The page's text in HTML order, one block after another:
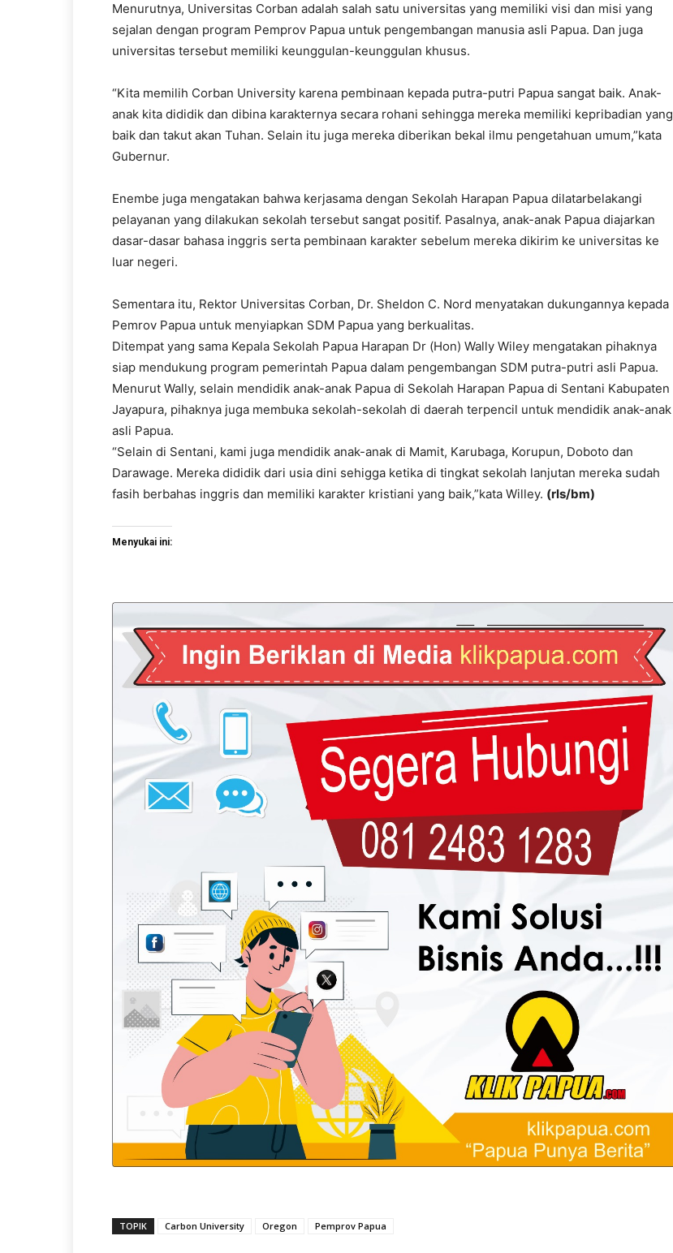
Menurutnya, Universitas Corban adalah salah satu universitas yang memiliki visi dan misi yang
sejalan dengan program Pemprov Papua untuk pengembangan manusia asli Papua. Dan juga
universitas tersebut memiliki keunggulan-keunggulan khusus.
“Kita memilih Corban University karena pembinaan kepada putra-putri Papua sangat baik. Anak-
anak kita dididik dan dibina karakternya secara rohani sehingga mereka memiliki kepribadian yang
baik dan takut akan Tuhan. Selain itu juga mereka diberikan bekal ilmu pengetahuan umum,”kata
Gubernur.
Enembe juga mengatakan bahwa kerjasama dengan Sekolah Harapan Papua dilatarbelakangi
pelayanan yang dilakukan sekolah tersebut sangat positif. Pasalnya, anak-anak Papua diajarkan
dasar-dasar bahasa inggris serta pembinaan karakter sebelum mereka dikirim ke universitas ke
luar negeri.
Sementara itu, Rektor Universitas Corban, Dr. Sheldon C. Nord menyatakan dukungannya kepada
Pemrov Papua untuk menyiapkan SDM Papua yang berkualitas.
Ditempat yang sama Kepala Sekolah Papua Harapan Dr (Hon) Wally Wiley mengatakan pihaknya
siap mendukung program pemerintah Papua dalam pengembangan SDM putra-putri asli Papua.
Menurut Wally, selain mendidik anak-anak Papua di Sekolah Harapan Papua di Sentani Kabupaten
Jayapura, pihaknya juga membuka sekolah-sekolah di daerah terpencil untuk mendidik anak-anak
asli Papua.
“Selain di Sentani, kami juga mendidik anak-anak di Mamit, Karubaga, Korupun, Doboto dan
Darawage. Mereka dididik dari usia dini sehigga ketika di tingkat sekolah lanjutan mereka sudah
fasih berbahas inggris dan memiliki karakter kristiani yang baik,”kata Willey. (rls/bm)
Menyukai ini:
TOPIK Carbon University Oregon Pemprov Papua